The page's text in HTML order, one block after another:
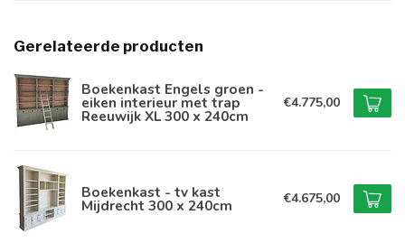
Gerelateerde producten
Boekenkast Engels groen -
eiken interieur met trap
Reeuwijk XL 300 x 240cm
€4.775,00
Boekenkast - tv kast
Mijdrecht 300 x 240cm €4.675,00